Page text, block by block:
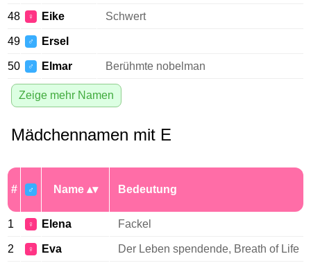
48 ♀ Eike Schwert
49 ♂ Ersel
50 ♂ Elmar Berühmte nobelman
Zeige mehr Namen
Mädchennamen mit E
# ♂ Name Bedeutung
1 ♀ Elena Fackel
2 ♀ Eva Der Leben spendende, Breath of Life